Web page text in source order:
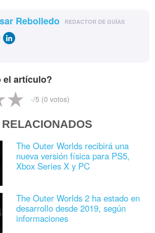
Rebolledo REDACTOR DE GUÍAS
el artículo?
-/5 (0 votos)
The Outer Worlds recibirá una
nueva versión física para PS5,
Xbox Series X y PC
The Outer Worlds 2 ha estado en
desarrollo desde 2019, según
informaciones